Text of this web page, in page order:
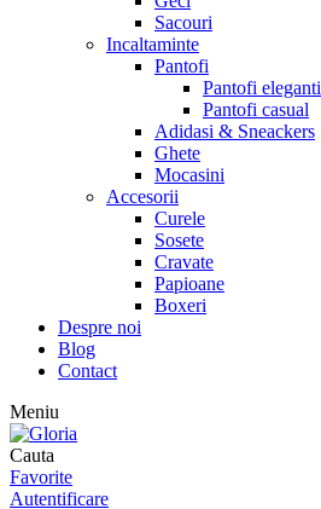
Sacouri
Incaltaminte
Pantofi
Pantofi eleganti
Pantofi casual
Adidasi & Sneackers
Ghete
Mocasini
Accesorii
Curele
Sosete
Cravate
Papioane
Boxeri
Despre noi
Blog
Contact
Meniu
Cauta
Favorite
Autentificare